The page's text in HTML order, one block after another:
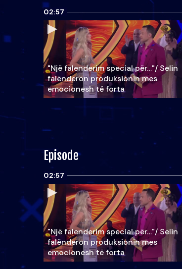
02:57
"Një falenderim special për…"/ Selin
falënderon produksionin mes
emocionesh të forta
Episode
02:57
"Një falenderim special për…"/ Selin
falënderon produksionin mes
emocionesh të forta